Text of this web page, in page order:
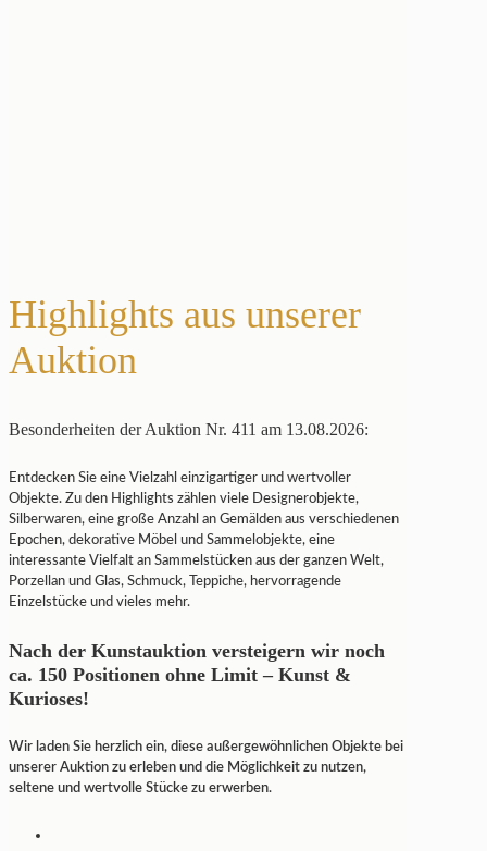
Highlights aus unserer
Auktion
Besonderheiten der Auktion Nr. 411 am 13.08.2026:
Entdecken Sie eine Vielzahl einzigartiger und wertvoller
Objekte. Zu den Highlights zählen viele Designerobjekte,
Silberwaren, eine große Anzahl an Gemälden aus verschiedenen
Epochen, dekorative Möbel und Sammelobjekte, eine
interessante Vielfalt an Sammelstücken aus der ganzen Welt,
Porzellan und Glas, Schmuck, Teppiche, hervorragende
Einzelstücke und vieles mehr.
Nach der Kunstauktion versteigern wir noch
ca. 150 Positionen ohne Limit – Kunst &
Kurioses!
Wir laden Sie herzlich ein, diese außergewöhnlichen Objekte bei
unserer Auktion zu erleben und die Möglichkeit zu nutzen,
seltene und wertvolle Stücke zu erwerben.